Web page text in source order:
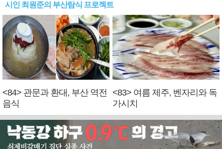
시인 최원준의 부산탐식 프로젝트
<84> 관문과 환대, 부산 역전
음식
<83> 여름 제주, 벤자리와 독
가시치